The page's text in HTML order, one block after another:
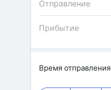
Время отправления